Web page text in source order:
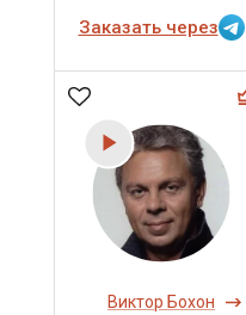
Заказать через
Виктор Бохон